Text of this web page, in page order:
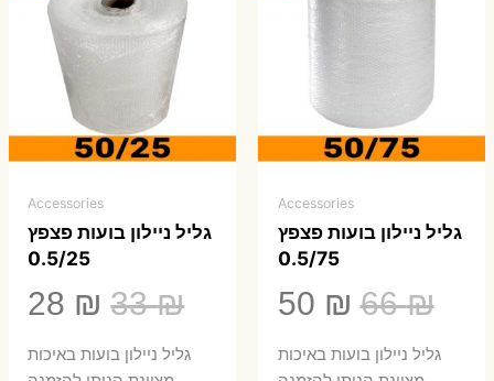
Accessories
גליל ניילון בועות פצפץ
0.5/75
66₪
המחיר
המקורי
50 ₪
הנוכחיגליל ניילון בועות באיכות
Accessories
גליל ניילון בועות פצפץ
0.5/25
33₪
המחיר
המקורי
28 ₪
גליל ניילון בועות באיכות